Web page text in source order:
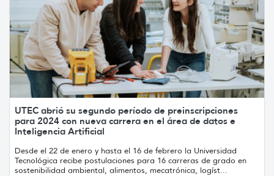
UTEC abrió su segundo período de preinscripciones
para 2024 con nueva carrera en el área de datos e
Inteligencia Artificial
Desde el 22 de enero y hasta el 16 de febrero la Universidad
Tecnológica recibe postulaciones para 16 carreras de grado en
sostenibilidad ambiental, alimentos, mecatrónica, logíst...